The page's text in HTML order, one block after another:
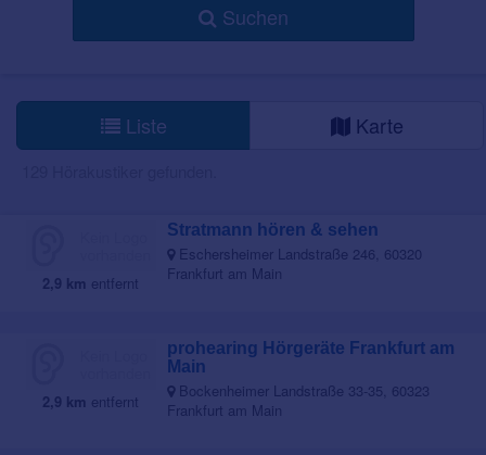
Suchen
Liste Karte
2,9 km entfernt
Stratmann hören & sehen
Eschersheimer Landstraße 246, 60320
Frankfurt am Main
2,9 km entfernt
prohearing Hörgeräte Frankfurt am
Main
Bockenheimer Landstraße 33-35, 60323
Frankfurt am Main